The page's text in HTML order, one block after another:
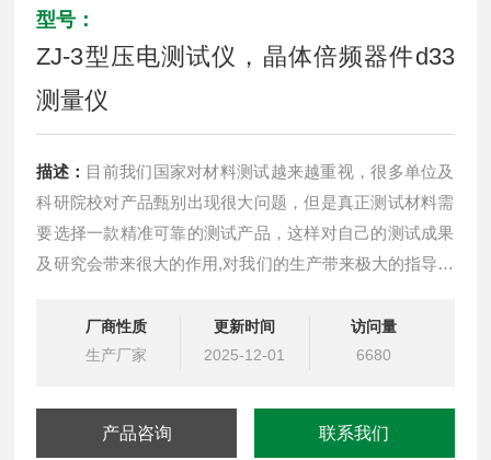
型号：
ZJ-3型压电测试仪，晶体倍频器件d33
测量仪
描述： 目前我们国家对材料测试越来越重视，很多单位及
科研院校对产品甄别出现很大问题，但是真正测试材料需
要选择一款精准可靠的测试产品，这样对自己的测试成果
及研究会带来很大的作用,对我们的生产带来极大的指导性
ZJ-3型压电测试仪（静压电系数d33测量仪）
厂商性质
生产厂家
更新时间
2025-12-01
访问量
6680
产品咨询 联系我们